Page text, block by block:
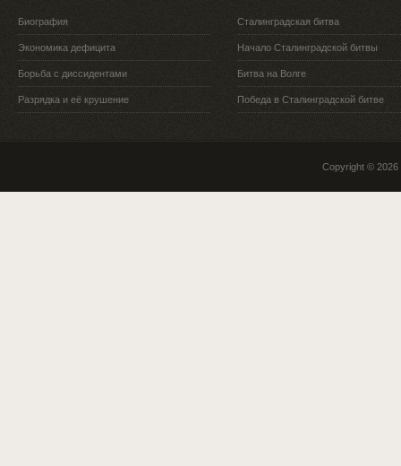
Биография
Экономика дефицита
Борьба с диссидентами
Разрядка и её крушение
Сталинградская битва
Начало Сталинградской битвы
Битва на Волге
Победа в Сталинградской битве
Copyright © 2026